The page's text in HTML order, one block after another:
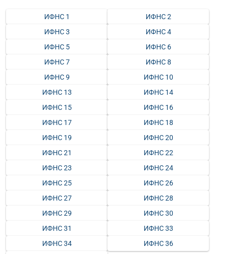
ИФНС 1
ИФНС 2
ИФНС 3
ИФНС 4
ИФНС 5
ИФНС 6
ИФНС 7
ИФНС 8
ИФНС 9
ИФНС 10
ИФНС 13
ИФНС 14
ИФНС 15
ИФНС 16
ИФНС 17
ИФНС 18
ИФНС 19
ИФНС 20
ИФНС 21
ИФНС 22
ИФНС 23
ИФНС 24
ИФНС 25
ИФНС 26
ИФНС 27
ИФНС 28
ИФНС 29
ИФНС 30
ИФНС 31
ИФНС 33
ИФНС 34
ИФНС 36